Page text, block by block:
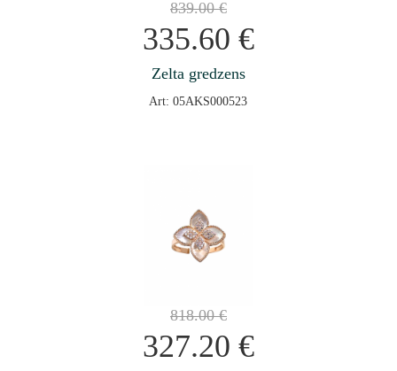
839.00€
335.60 €
Zelta gredzens
Art: 05AKS000523
818.00€
327.20 €